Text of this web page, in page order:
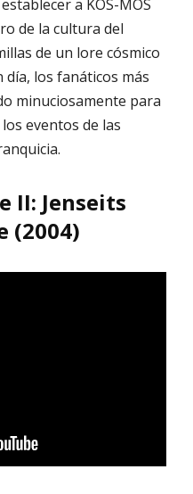
a KOS-MOS
de la cultura del
de un lore cósmico
los fanáticos más
minuciosamente para
eventos de las
II: Jenseits
(2004)